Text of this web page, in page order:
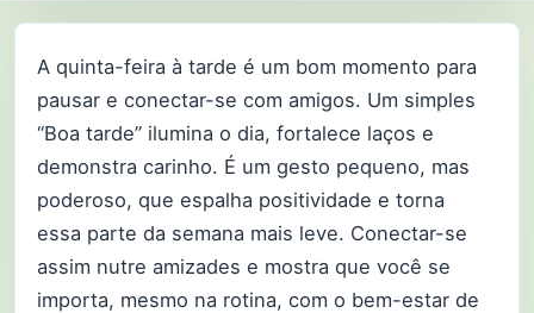
A quinta-feira à tarde é um bom momento para
pausar e conectar-se com amigos. Um simples
“Boa tarde” ilumina o dia, fortalece laços e
demonstra carinho. É um gesto pequeno, mas
poderoso, que espalha positividade e torna
essa parte da semana mais leve. Conectar-se
assim nutre amizades e mostra que você se
importa, mesmo na rotina, com o bem-estar de